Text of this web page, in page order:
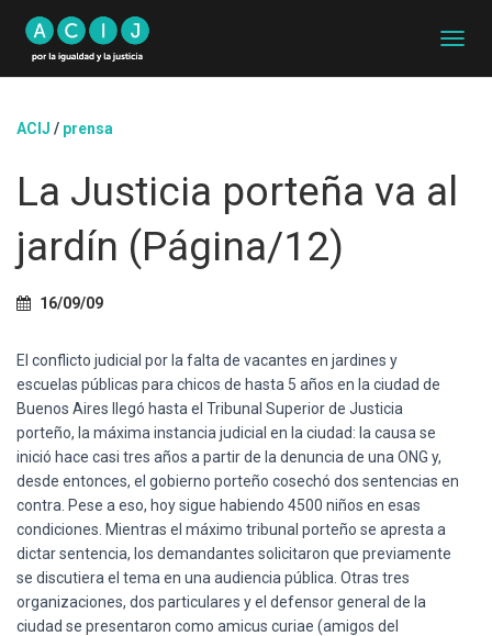
A
ACIJ / prensa
La Justicia porteña va al
jardín (Página/12)
16/09/09
El conflicto judicial por la falta de vacantes en jardines y
escuelas públicas para chicos de hasta 5 años en la ciudad de
Buenos Aires llegó hasta el Tribunal Superior de Justicia
porteño, la máxima instancia judicial en la ciudad: la causa se
inició hace casi tres años a partir de la denuncia de una ONG y,
desde entonces, el gobierno porteño cosechó dos sentencias en
contra. Pese a eso, hoy sigue habiendo 4500 niños en esas
condiciones. Mientras el máximo tribunal porteño se apresta a
dictar sentencia, los demandantes solicitaron que previamente
se discutiera el tema en una audiencia pública. Otras tres
organizaciones, dos particulares y el defensor general de la
ciudad se presentaron como amicus curiae (amigos del